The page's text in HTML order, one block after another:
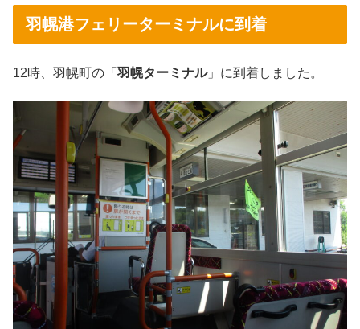
羽幌港フェリーターミナルに到着
12時、羽幌町の「 羽幌ターミナル」に到着しました。